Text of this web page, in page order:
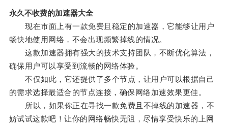
永久不收费的加速器大全
现在市面上有一款免费且稳定的加速器，它能够让用户
畅快地使用网络，不会出现频繁掉线的情况。
这款加速器拥有强大的技术支持团队，不断优化算法，
确保用户可以享受到流畅的网络体验。
不仅如此，它还提供了多个节点，让用户可以根据自己
的需求选择最适合的节点连接，确保网络加速效果更佳。
所以，如果你正在寻找一款免费且不掉线的加速器，不
妨试试这款吧！让你的网络畅快无阻，尽情享受快乐的上网